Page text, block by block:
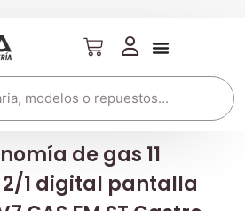
de gas 11
2/1 digital pantalla